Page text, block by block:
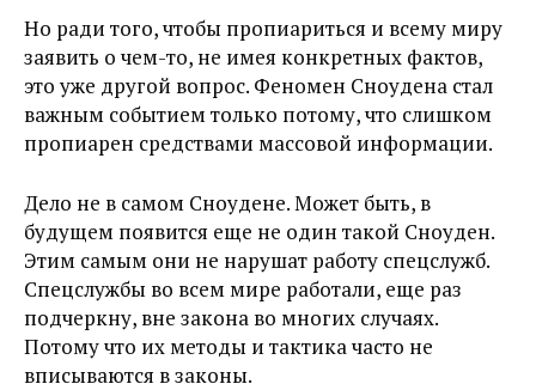
Но ради того, чтобы пропиариться и всему миру
заявить о чем-то, не имея конкретных фактов,
это уже другой вопрос. Феномен Сноудена стал
важным событием только потому, что слишком
пропиарен средствами массовой информации.
Дело не в самом Сноудене. Может быть, в
будущем появится еще не один такой Сноуден.
Этим самым они не нарушат работу спецслужб.
Спецслужбы во всем мире работали, еще раз
подчеркну, вне закона во многих случаях.
Потому что их методы и тактика часто не
вписываются в законы.